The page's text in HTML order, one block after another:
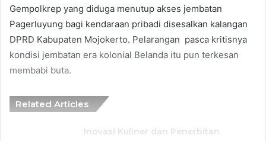
Gempolkrep yang diduga menutup akses jembatan
Pagerluyung bagi kendaraan pribadi disesalkan kalangan
DPRD Kabupaten Mojokerto. Pelarangan pasca kritisnya
kondisi jembatan era kolonial Belanda itu pun terkesan
membabi buta.
Related Articles
Inovasi Kuliner dan Penerbitan